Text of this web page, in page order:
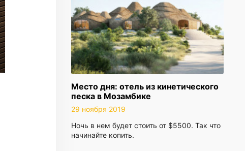
Место дня: отель из кинетического
песка в Мозамбике
29 ноября 2019
Ночь в нем будет стоить от $5500. Так что
начинайте копить.